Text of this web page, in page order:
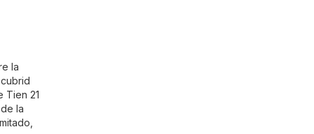
la
Tien 21
la